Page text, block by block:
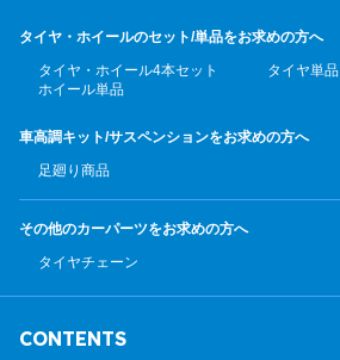
タイヤ・ホイールのセット/単品をお求めの方へ
タイヤ・ホイール4本セット
タイヤ単品
ホイール単品
車高調キット/サスペンションをお求めの方へ
足廻り商品
その他のカーパーツをお求めの方へ
タイヤチェーン
CONTENTS